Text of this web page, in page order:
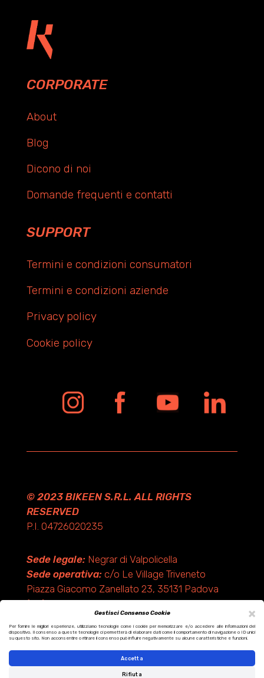
×
Gestisci Consenso Cookie
Per fornire le migliori esperienze, utilizziamo tecnologie come i cookie per memorizzare e/o accedere alle informazioni del
dispositivo. Il consenso a queste tecnologie ci permetterà di elaborare dati come il comportamento di navigazione o ID unici
su questo sito. Non acconsentire o ritirare il consenso può influire negativamente su alcune caratteristiche e funzioni.
Accetta
Rifiuta
CORPORATE
About
Blog
Dicono di noi
Domande frequenti e contatti
SUPPORT
Termini e condizioni consumatori
Termini e condizioni aziende
Privacy policy
Cookie policy
© 2023 BIKEEN S.R.L. ALL RIGHTS
RESERVED
P.I. 04726020235
Sede legale:Negrar di Valpolicella
Sede operativa:c/o Le Village Triveneto
Piazza Giacomo Zanellato 23, 35131 Padova
(PD)
Design by KF ADV
Development by Italix.net